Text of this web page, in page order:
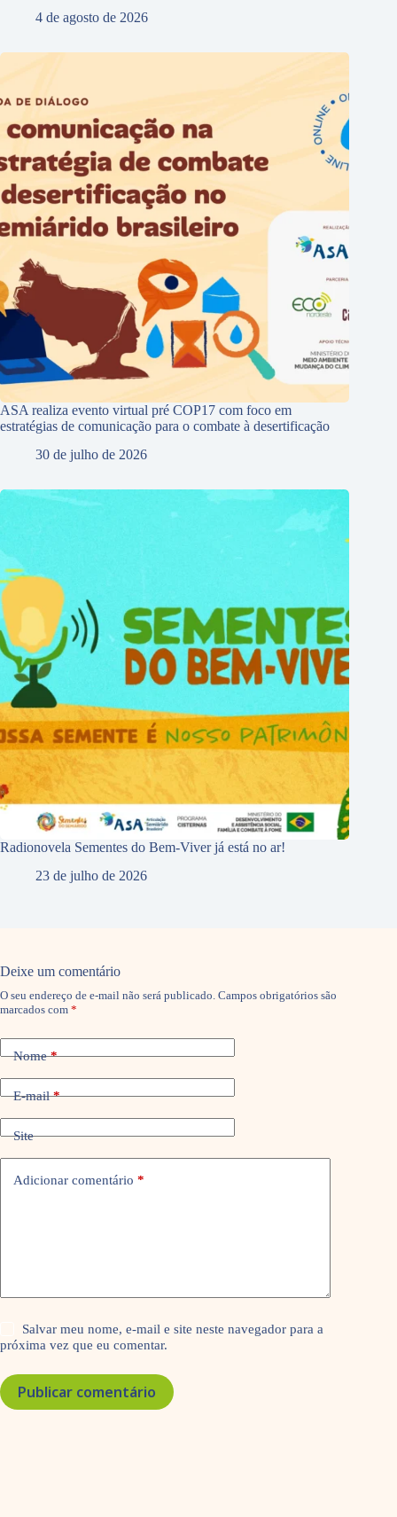
4 de agosto de 2026
ASA realiza evento virtual pré COP17 com foco em
estratégias de comunicação para o combate à desertificação
30 de julho de 2026
Radionovela Sementes do Bem-Viver já está no ar!
23 de julho de 2026
Deixe um comentário
O seu endereço de e-mail não será publicado. Campos obrigatórios são
marcados com *
Nome*
E-mail*
Site
Adicionar comentário *
Salvar meu nome, e-mail e site neste navegador para a
próxima vez que eu comentar.
Publicar comentário